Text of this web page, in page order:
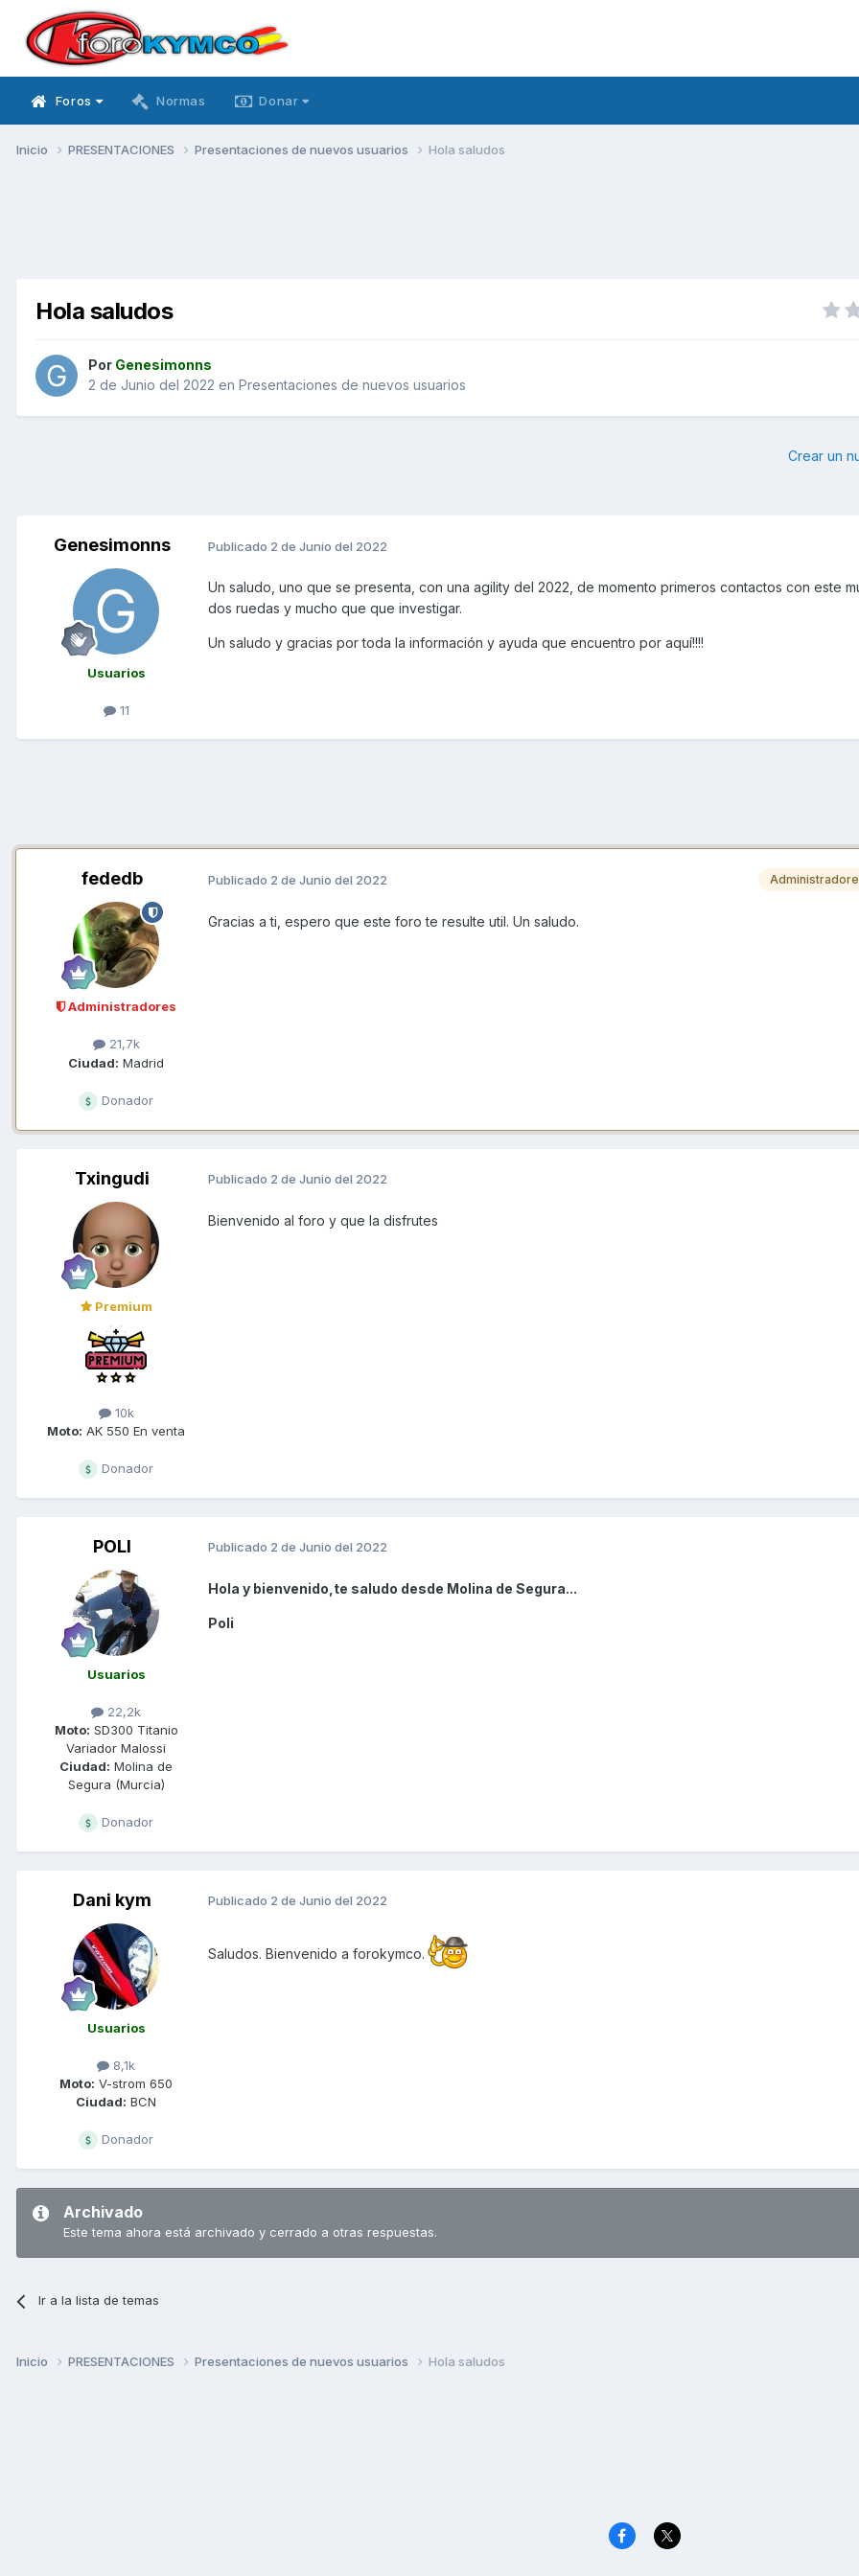
Foros Normas Donar
Inicio PRESENTACIONES Presentaciones de nuevos usuarios Hola saludos
Hola saludos
Por Genesimonns
2 de Junio del 2022 en Presentaciones de nuevos usuarios
Crear un
Genesimonns
Usuarios
11
Publicado 2 de Junio del 2022
Un saludo, uno que se presenta, con una agility del 2022, de momento primeros contactos con este
dos ruedas y mucho que que investigar.
Un saludo y gracias por toda la información y ayuda que encuentro por aquí!!!!
fededb
Administradores
21,7k
Ciudad: Madrid
Donador
Publicado 2 de Junio del 2022
Gracias a ti, espero que este foro te resulte util. Un saludo.
Txingudi
Premium
10k
Moto: AK 550 En venta
Donador
Publicado 2 de Junio del 2022
Bienvenido al foro y que la disfrutes
POLI
Usuarios
22,2k
Moto: SD300 Titanio
Variador Malossi
Ciudad: Molina de
Segura (Murcia)
Donador
Publicado 2 de Junio del 2022
Hola y bienvenido,te saludo desde Molina de Segura...
Poli
Dani kym
Usuarios
8,1k
Moto: V-strom 650
Ciudad: BCN
Donador
Publicado 2 de Junio del 2022
Saludos. Bienvenido a forokymco.
Archivado
Este tema ahora está archivado y cerrado a otras respuestas.
Ir a la lista de temas
Inicio PRESENTACIONES Presentaciones de nuevos usuarios Hola saludos